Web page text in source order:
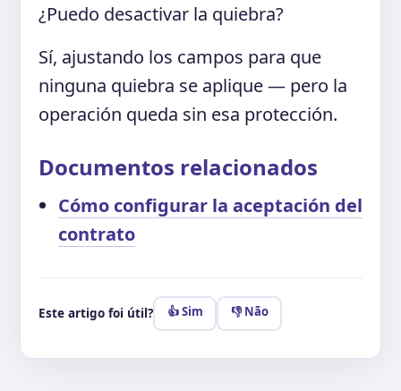
¿Puedo desactivar la quiebra?
Sí, ajustando los campos para que
ninguna quiebra se aplique — pero la
operación queda sin esa protección.
Documentos relacionados
Cómo configurar la aceptación del
contrato
Este artigo foi útil? 👍 Sim 👎 Não